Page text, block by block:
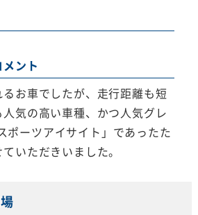
ント
お車でしたが、走行距離も短
気の高い車種、かつ人気グレ
ポーツアイサイト」であったた
いただきいました。